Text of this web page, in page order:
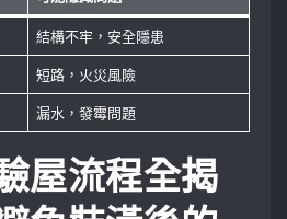
結構不牢，安全隱患
短路，火災風險
漏水，發霉問題
屋流程全揭